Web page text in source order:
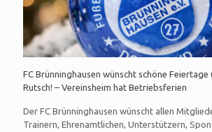
FC Brünninghausen wünscht schöne Feiertage
Rutsch! – Vereinsheim hat Betriebsferien
Der FC Brünninghausen wünscht allen
Trainern, Ehrenamtlichen, Unterstützern,